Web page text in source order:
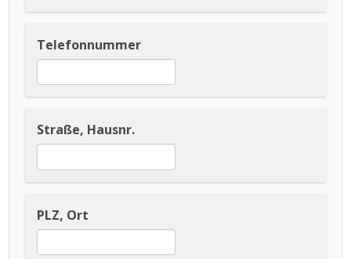
Telefonnummer
Straße, Hausnr.
PLZ, Ort